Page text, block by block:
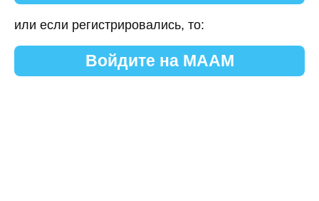
или если регистрировались, то:
Войдите на МААМ